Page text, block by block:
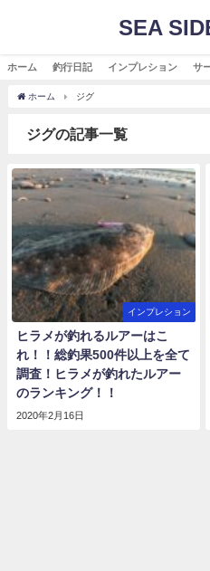
SEA
ホーム 釣行日記 インプレション サ
ホーム ジグ
ジグの記事一覧
インプレション
ヒラメが釣れるルアーはこ
れ！！総釣果500件以上を全て
調査！ヒラメが釣れたルアー
のランキング！！
2020年2月16日